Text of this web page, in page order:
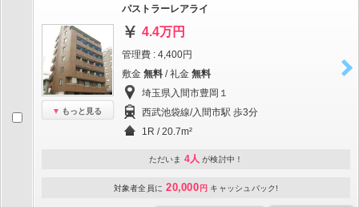
もっと見る
パストラーレアライ
4.4万円
管理費 : 4,400円
敷金 無料 / 礼金 無料
埼玉県入間市豊岡１
西武池袋線/入間市駅 歩3分
1R / 20.7m²
ただいま 4人 が検討中！
対象者全員に 20,000 円 キャッシュバック!